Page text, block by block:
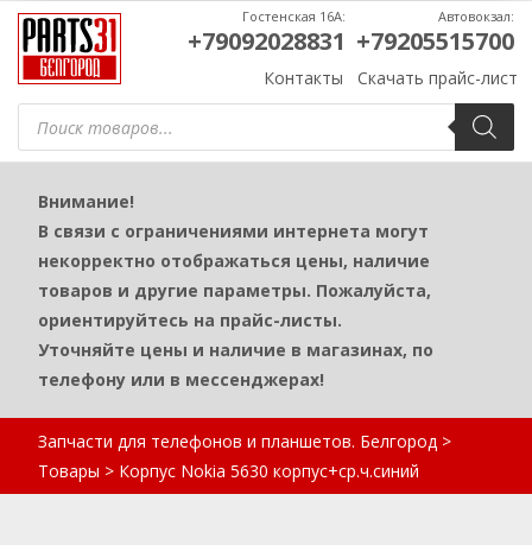
Поиск
товаров
Контакты Скачать прайс-лист
Гостенская 16А:
+79092028831
Автовокзал:
+79205515700
Внимание!
В связи с ограничениями интернета могут
некорректно отображаться цены, наличие
товаров и другие параметры. Пожалуйста,
ориентируйтесь на прайс-листы.
Уточняйте цены и наличие в магазинах, по
телефону или в мессенджерах!
Запчасти для телефонов и планшетов. Белгород >
Товары > Корпус Nokia 5630 корпус+ср.ч.синий